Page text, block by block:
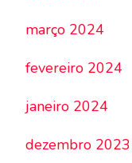
março 2024
fevereiro 2024
janeiro 2024
dezembro 2023